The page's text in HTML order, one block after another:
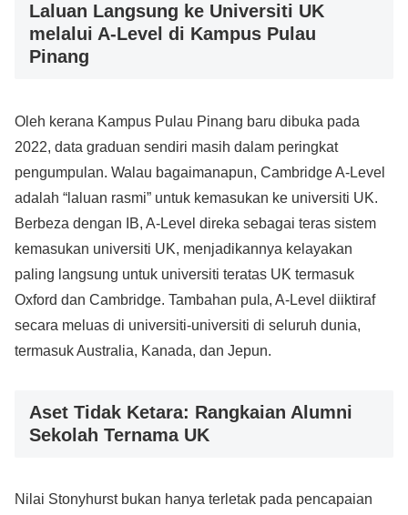
Laluan Langsung ke Universiti UK
melalui A-Level di Kampus Pulau
Pinang
Oleh kerana Kampus Pulau Pinang baru dibuka pada
2022, data graduan sendiri masih dalam peringkat
pengumpulan. Walau bagaimanapun, Cambridge A-Level
adalah “laluan rasmi” untuk kemasukan ke universiti UK.
Berbeza dengan IB, A-Level direka sebagai teras sistem
kemasukan universiti UK, menjadikannya kelayakan
paling langsung untuk universiti teratas UK termasuk
Oxford dan Cambridge. Tambahan pula, A-Level diiktiraf
secara meluas di universiti-universiti di seluruh dunia,
termasuk Australia, Kanada, dan Jepun.
Aset Tidak Ketara: Rangkaian Alumni
Sekolah Ternama UK
Nilai Stonyhurst bukan hanya terletak pada pencapaian